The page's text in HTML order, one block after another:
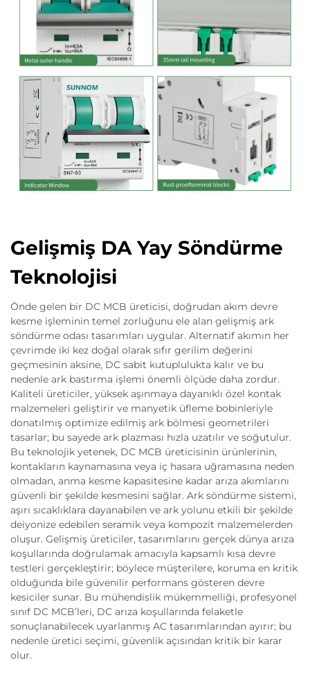
Gelişmiş DA Yay Söndürme
Teknolojisi
Önde gelen bir DC MCB üreticisi, doğrudan akım devre
kesme işleminin temel zorluğunu ele alan gelişmiş ark
söndürme odası tasarımları uygular. Alternatif akımın her
çevrimde iki kez doğal olarak sıfır gerilim değerini
geçmesinin aksine, DC sabit kutuplulukta kalır ve bu
nedenle ark bastırma işlemi önemli ölçüde daha zordur.
Kaliteli üreticiler, yüksek aşınmaya dayanıklı özel kontak
malzemeleri geliştirir ve manyetik üfleme bobinleriyle
donatılmış optimize edilmiş ark bölmesi geometrileri
tasarlar; bu sayede ark plazması hızla uzatılır ve soğutulur.
Bu teknolojik yetenek, DC MCB üreticisinin ürünlerinin,
kontakların kaynamasına veya iç hasara uğramasına neden
olmadan, anma kesme kapasitesine kadar arıza akımlarını
güvenli bir şekilde kesmesini sağlar. Ark söndürme sistemi,
aşırı sıcaklıklara dayanabilen ve ark yolunu etkili bir şekilde
deiyonize edebilen seramik veya kompozit malzemelerden
oluşur. Gelişmiş üreticiler, tasarımlarını gerçek dünya arıza
koşullarında doğrulamak amacıyla kapsamlı kısa devre
testleri gerçekleştirir; böylece müşterilere, koruma en kritik
olduğunda bile güvenilir performans gösteren devre
kesiciler sunar. Bu mühendislik mükemmelliği, profesyonel
sınıf DC MCB’leri, DC arıza koşullarında felaketle
sonuçlanabilecek uyarlanmış AC tasarımlarından ayırır; bu
nedenle üretici seçimi, güvenlik açısından kritik bir karar
olur.